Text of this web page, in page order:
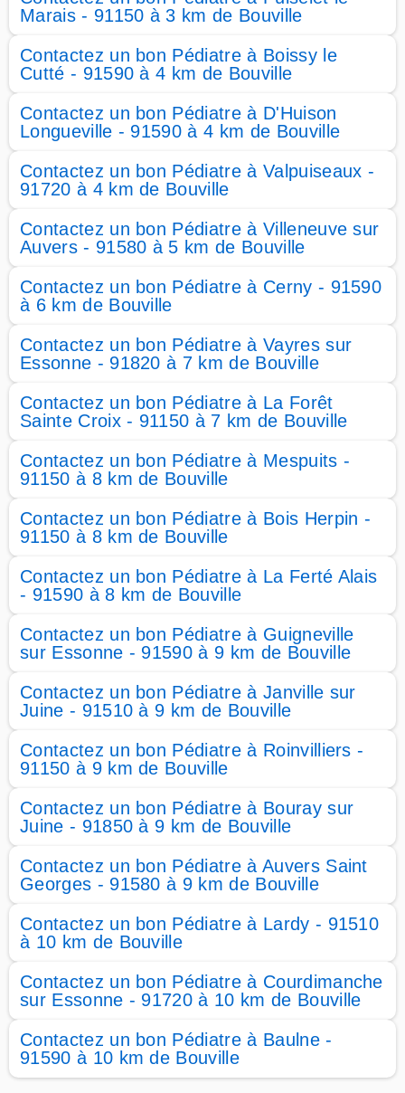
Marais - 91150 à 3 km de Bouville
Contactez un bon Pédiatre à Boissy le
Cutté - 91590 à 4 km de Bouville
Contactez un bon Pédiatre à D'Huison
Longueville - 91590 à 4 km de Bouville
Contactez un bon Pédiatre à Valpuiseaux -
91720 à 4 km de Bouville
Contactez un bon Pédiatre à Villeneuve sur
Auvers - 91580 à 5 km de Bouville
Contactez un bon Pédiatre à Cerny - 91590
à 6 km de Bouville
Contactez un bon Pédiatre à Vayres sur
Essonne - 91820 à 7 km de Bouville
Contactez un bon Pédiatre à La Forêt
Sainte Croix - 91150 à 7 km de Bouville
Contactez un bon Pédiatre à Mespuits -
91150 à 8 km de Bouville
Contactez un bon Pédiatre à Bois Herpin -
91150 à 8 km de Bouville
Contactez un bon Pédiatre à La Ferté Alais
- 91590 à 8 km de Bouville
Contactez un bon Pédiatre à Guigneville
sur Essonne - 91590 à 9 km de Bouville
Contactez un bon Pédiatre à Janville sur
Juine - 91510 à 9 km de Bouville
Contactez un bon Pédiatre à Roinvilliers -
91150 à 9 km de Bouville
Contactez un bon Pédiatre à Bouray sur
Juine - 91850 à 9 km de Bouville
Contactez un bon Pédiatre à Auvers Saint
Georges - 91580 à 9 km de Bouville
Contactez un bon Pédiatre à Lardy - 91510
à 10 km de Bouville
Contactez un bon Pédiatre à Courdimanche
sur Essonne - 91720 à 10 km de Bouville
Contactez un bon Pédiatre à Baulne -
91590 à 10 km de Bouville